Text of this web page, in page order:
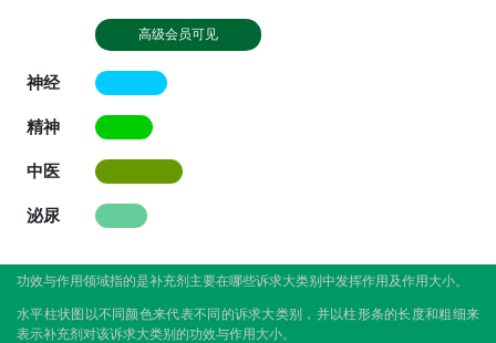
高级会员可见
神经
精神
中医
泌尿
功效与作用领域指的是补充剂主要在哪些诉求大类别中发挥作用及作用大小。
水平柱状图以不同颜色来代表不同的诉求大类别，并以柱形条的长度和粗细来
表示补充剂对该诉求大类别的功效与作用大小。